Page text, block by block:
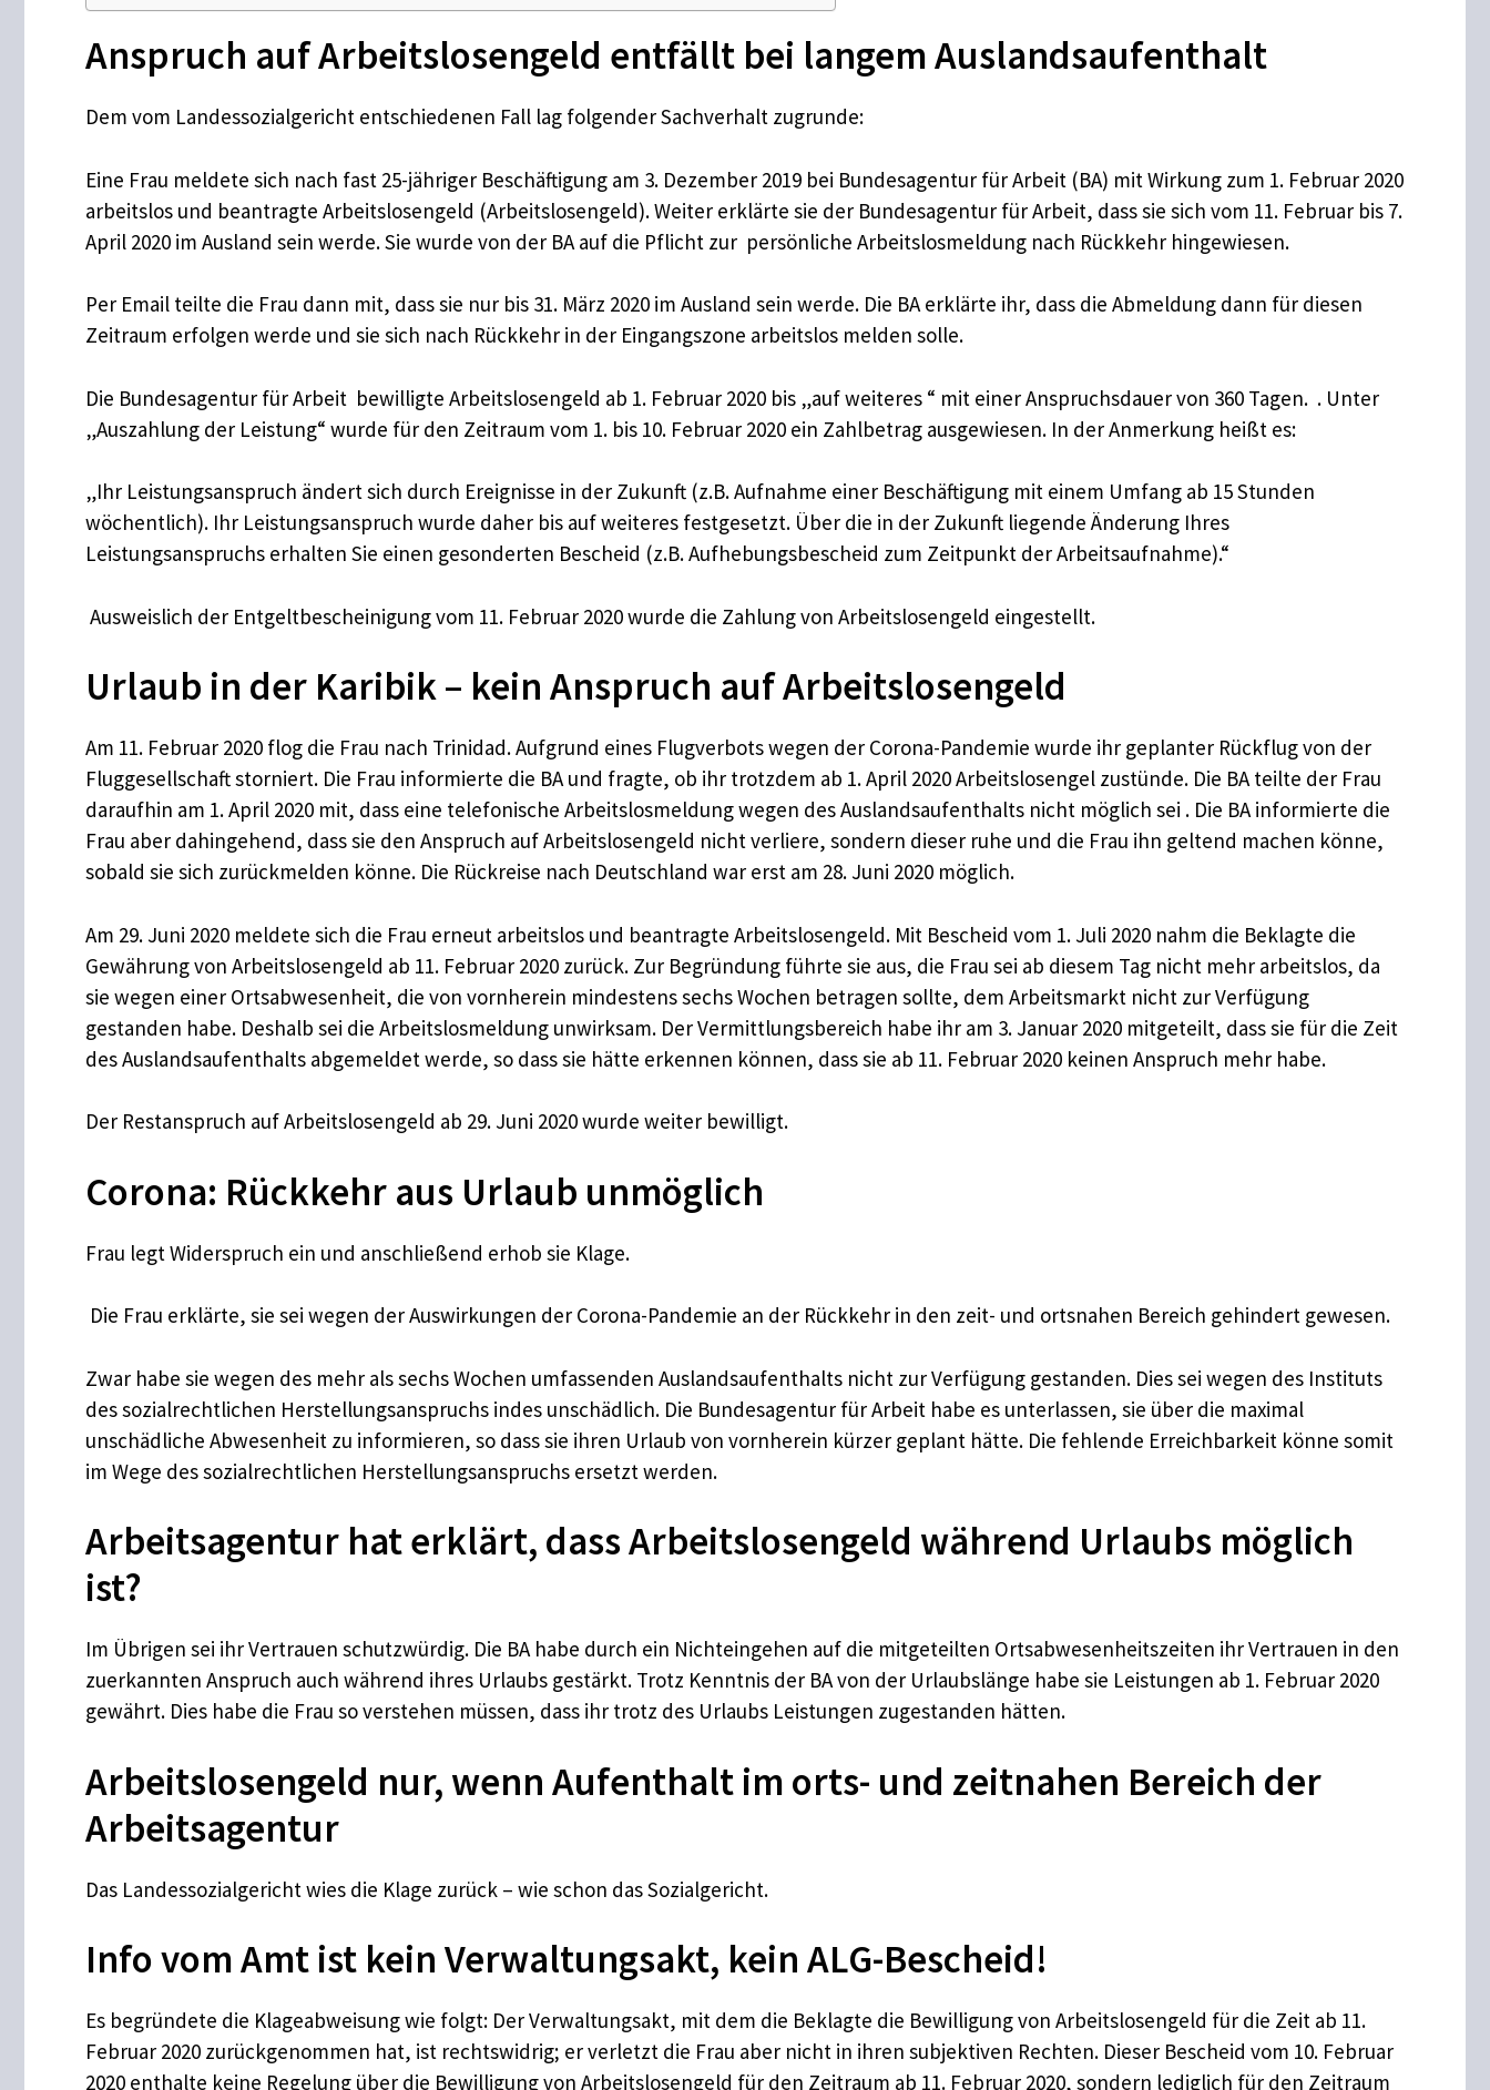
Anspruch auf Arbeitslosengeld entfällt bei langem Auslandsaufenthalt
Dem vom Landessozialgericht entschiedenen Fall lag folgender Sachverhalt zugrunde:
Eine Frau meldete sich nach fast 25-jähriger Beschäftigung am 3. Dezember 2019 bei Bundesagentur für Arbeit (BA) mit Wirkung zum 1. Februar 2020
arbeitslos und beantragte Arbeitslosengeld (Arbeitslosengeld). Weiter erklärte sie der Bundesagentur für Arbeit, dass sie sich vom 11. Februar bis 7.
April 2020 im Ausland sein werde. Sie wurde von der BA auf die Pflicht zur persönliche Arbeitslosmeldung nach Rückkehr hingewiesen.
Per Email teilte die Frau dann mit, dass sie nur bis 31. März 2020 im Ausland sein werde. Die BA erklärte ihr, dass die Abmeldung dann für diesen
Zeitraum erfolgen werde und sie sich nach Rückkehr in der Eingangszone arbeitslos melden solle.
Die Bundesagentur für Arbeit bewilligte Arbeitslosengeld ab 1. Februar 2020 bis „auf weiteres “ mit einer Anspruchsdauer von 360 Tagen. . Unter
„Auszahlung der Leistung“ wurde für den Zeitraum vom 1. bis 10. Februar 2020 ein Zahlbetrag ausgewiesen. In der Anmerkung heißt es:
„Ihr Leistungsanspruch ändert sich durch Ereignisse in der Zukunft (z.B. Aufnahme einer Beschäftigung mit einem Umfang ab 15 Stunden
wöchentlich). Ihr Leistungsanspruch wurde daher bis auf weiteres festgesetzt. Über die in der Zukunft liegende Änderung Ihres
Leistungsanspruchs erhalten Sie einen gesonderten Bescheid (z.B. Aufhebungsbescheid zum Zeitpunkt der Arbeitsaufnahme).“
Ausweislich der Entgeltbescheinigung vom 11. Februar 2020 wurde die Zahlung von Arbeitslosengeld eingestellt.
Urlaub in der Karibik – kein Anspruch auf Arbeitslosengeld
Am 11. Februar 2020 flog die Frau nach Trinidad. Aufgrund eines Flugverbots wegen der Corona-Pandemie wurde ihr geplanter Rückflug von der
Fluggesellschaft storniert. Die Frau informierte die BA und fragte, ob ihr trotzdem ab 1. April 2020 Arbeitslosengel zustünde. Die BA teilte der Frau
daraufhin am 1. April 2020 mit, dass eine telefonische Arbeitslosmeldung wegen des Auslandsaufenthalts nicht möglich sei . Die BA informierte die
Frau aber dahingehend, dass sie den Anspruch auf Arbeitslosengeld nicht verliere, sondern dieser ruhe und die Frau ihn geltend machen könne,
sobald sie sich zurückmelden könne. Die Rückreise nach Deutschland war erst am 28. Juni 2020 möglich.
Am 29. Juni 2020 meldete sich die Frau erneut arbeitslos und beantragte Arbeitslosengeld. Mit Bescheid vom 1. Juli 2020 nahm die Beklagte die
Gewährung von Arbeitslosengeld ab 11. Februar 2020 zurück. Zur Begründung führte sie aus, die Frau sei ab diesem Tag nicht mehr arbeitslos, da
sie wegen einer Ortsabwesenheit, die von vornherein mindestens sechs Wochen betragen sollte, dem Arbeitsmarkt nicht zur Verfügung
gestanden habe. Deshalb sei die Arbeitslosmeldung unwirksam. Der Vermittlungsbereich habe ihr am 3. Januar 2020 mitgeteilt, dass sie für die Zeit
des Auslandsaufenthalts abgemeldet werde, so dass sie hätte erkennen können, dass sie ab 11. Februar 2020 keinen Anspruch mehr habe.
Der Restanspruch auf Arbeitslosengeld ab 29. Juni 2020 wurde weiter bewilligt.
Corona: Rückkehr aus Urlaub unmöglich
Frau legt Widerspruch ein und anschließend erhob sie Klage.
Die Frau erklärte, sie sei wegen der Auswirkungen der Corona-Pandemie an der Rückkehr in den zeit- und ortsnahen Bereich gehindert gewesen.
Zwar habe sie wegen des mehr als sechs Wochen umfassenden Auslandsaufenthalts nicht zur Verfügung gestanden. Dies sei wegen des Instituts
des sozialrechtlichen Herstellungsanspruchs indes unschädlich. Die Bundesagentur für Arbeit habe es unterlassen, sie über die maximal
unschädliche Abwesenheit zu informieren, so dass sie ihren Urlaub von vornherein kürzer geplant hätte. Die fehlende Erreichbarkeit könne somit
im Wege des sozialrechtlichen Herstellungsanspruchs ersetzt werden.
Arbeitsagentur hat erklärt, dass Arbeitslosengeld während Urlaubs möglich
ist?
Im Übrigen sei ihr Vertrauen schutzwürdig. Die BA habe durch ein Nichteingehen auf die mitgeteilten Ortsabwesenheitszeiten ihr Vertrauen in den
zuerkannten Anspruch auch während ihres Urlaubs gestärkt. Trotz Kenntnis der BA von der Urlaubslänge habe sie Leistungen ab 1. Februar 2020
gewährt. Dies habe die Frau so verstehen müssen, dass ihr trotz des Urlaubs Leistungen zugestanden hätten.
Arbeitslosengeld nur, wenn Aufenthalt im orts- und zeitnahen Bereich der
Arbeitsagentur
Das Landessozialgericht wies die Klage zurück – wie schon das Sozialgericht.
Info vom Amt ist kein Verwaltungsakt, kein ALG-Bescheid!
Es begründete die Klageabweisung wie folgt: Der Verwaltungsakt, mit dem die Beklagte die Bewilligung von Arbeitslosengeld für die Zeit ab 11.
Februar 2020 zurückgenommen hat, ist rechtswidrig; er verletzt die Frau aber nicht in ihren subjektiven Rechten. Dieser Bescheid vom 10. Februar
2020 enthalte keine Regelung über die Bewilligung von Arbeitslosengeld für den Zeitraum ab 11. Februar 2020, sondern lediglich für den Zeitraum